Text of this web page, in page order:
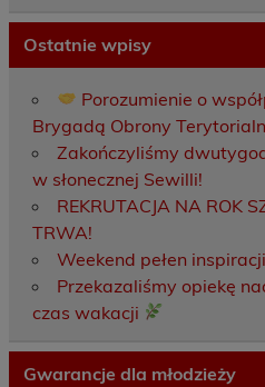
Ostatnie wpisy
Porozumienie o
Brygadą Obrony
Zakończyliśmy
w słonecznej Sewilli!
REKRUTACJA NA ROK
TRWA!
Weekend pełen
Przekazaliśmy opiekę
czas wakacji
Gwarancje dla młodzieży